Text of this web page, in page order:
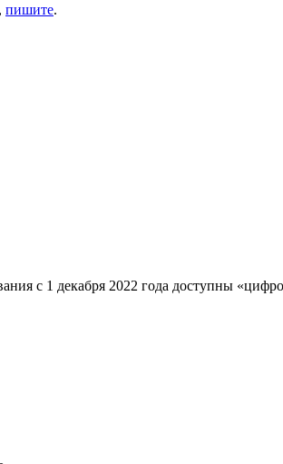
пишите.
с 1 декабря 2022 года доступны